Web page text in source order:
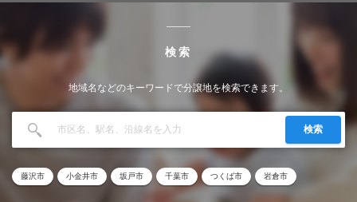
検索
地域名などのキーワードで分譲地を検索できます。
検索
藤沢市 小金井市 坂戸市 千葉市 つくば市 岩倉市